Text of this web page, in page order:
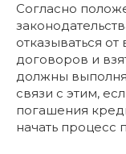
Согласно
отказываться
договоров и
должны
связи с этим,
погашения
начать процесс